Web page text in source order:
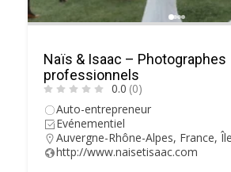
Naïs & Isaac – Photographes
professionnels
0.0 (0)
Auto-entrepreneur
Evénementiel
Auvergne-Rhône-Alpes, France,
http://www.naisetisaac.com